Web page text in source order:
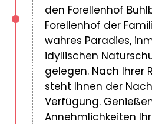
den Forellenhof
Forellenhof der
wahres Paradies,
idyllischen
gelegen. Nach Ihrer
steht Ihnen der
Verfügung.
Annehmlichkeiten